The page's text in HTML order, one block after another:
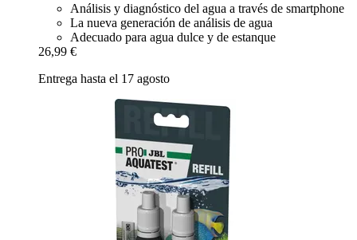
Análisis y diagnóstico del agua a través de smartphone
La nueva generación de análisis de agua
Adecuado para agua dulce y de estanque
26,99 €
Entrega hasta el 17 agosto